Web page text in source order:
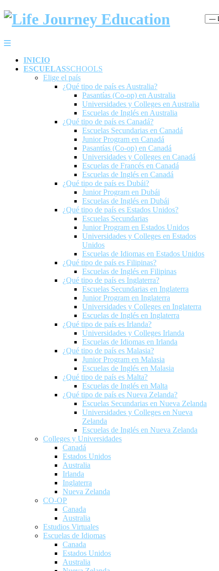
INICIO
ESCUELASSCHOOLS
Elige el país
¿Qué tipo de país es Australia?
Pasantías (Co-op) en Australia
Universidades y Colleges en Australia
Escuelas de Inglés en Australia
¿Qué tipo de país es Canadá?
Escuelas Secundarias en Canadá
Junior Program en Canadá
Pasantías (Co-op) en Canadá
Universidades y Colleges en Canadá
Escuelas de Francés en Canadá
Escuelas de Inglés en Canadá
¿Qué tipo de país es Dubái?
Junior Program en Dubái
Escuelas de Inglés en Dubái
¿Qué tipo de país es Estados Unidos?
Escuelas Secundarias
Junior Program en Estados Unidos
Universidades y Colleges en Estados
Unidos
Escuelas de Idiomas en Estados Unidos
¿Qué tipo de país es Filipinas?
Escuelas de Inglés en Filipinas
¿Qué tipo de país es Inglaterra?
Escuelas Secundarias en Inglaterra
Junior Program en Inglaterra
Universidades y Colleges en Inglaterra
Escuelas de Inglés en Inglaterra
¿Qué tipo de país es Irlanda?
Universidades y Colleges Irlanda
Escuelas de Idiomas en Irlanda
¿Qué tipo de país es Malasia?
Junior Program en Malasia
Escuelas de Inglés en Malasia
¿Qué tipo de país es Malta?
Escuelas de Inglés en Malta
¿Qué tipo de país es Nueva Zelanda?
Escuelas Secundarias en Nueva Zelanda
Universidades y Colleges en Nueva
Zelanda
Escuelas de Inglés en Nueva Zelanda
Colleges y Universidades
Canadá
Estados Unidos
Australia
Irlanda
Inglaterra
Nueva Zelanda
CO-OP
Canada
Australia
Estudios Virtuales
Escuelas de Idiomas
Canada
Estados Unidos
Australia